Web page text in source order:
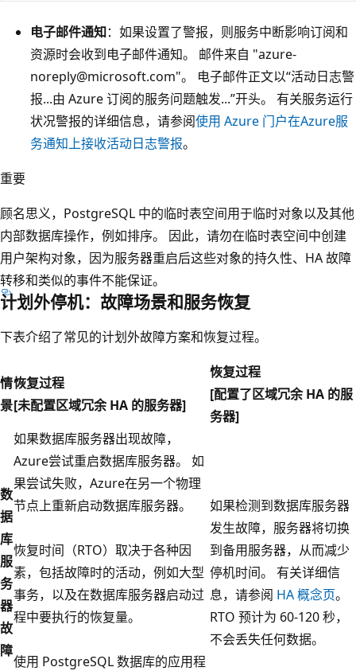
电子邮件通知：如果设置了警报，则服务中断影响订阅和
资源时会收到电子邮件通知。 邮件来自 "azure-
noreply@microsoft.com"。 电子邮件正文以“活动日志警
报...由 Azure 订阅的服务问题触发...”开头。 有关服务运行
状况警报的详细信息，请参阅使用 Azure 门户在Azure服
务通知上接收活动日志警报。
重要
顾名思义，PostgreSQL 中的临时表空间用于临时对象以及其他
内部数据库操作，例如排序。 因此，请勿在临时表空间中创建
用户架构对象，因为服务器重启后这些对象的持久性、HA 故障
转移和类似的事件不能保证。
计划外停机：故障场景和服务恢复
下表介绍了常见的计划外故障方案和恢复过程。
情
景
恢复过程
[未配置区域冗余 HA 的服务器]
恢复过程
[配置了区域冗余 HA 的服
务器]
数
据
库
服
务
器
故
障
如果数据库服务器出现故障，
Azure尝试重启数据库服务器。 如
果尝试失败，Azure在另一个物理
节点上重新启动数据库服务器。
恢复时间（RTO）取决于各种因
素，包括故障时的活动，例如大型
事务，以及在数据库服务器启动过
程中要执行的恢复量。
使用 PostgreSQL 数据库的应用程
如果检测到数据库服务器
发生故障，服务器将切换
到备用服务器，从而减少
停机时间。 有关详细信
息，请参阅 HA 概念页。
RTO 预计为 60-120 秒，
不会丢失任何数据。